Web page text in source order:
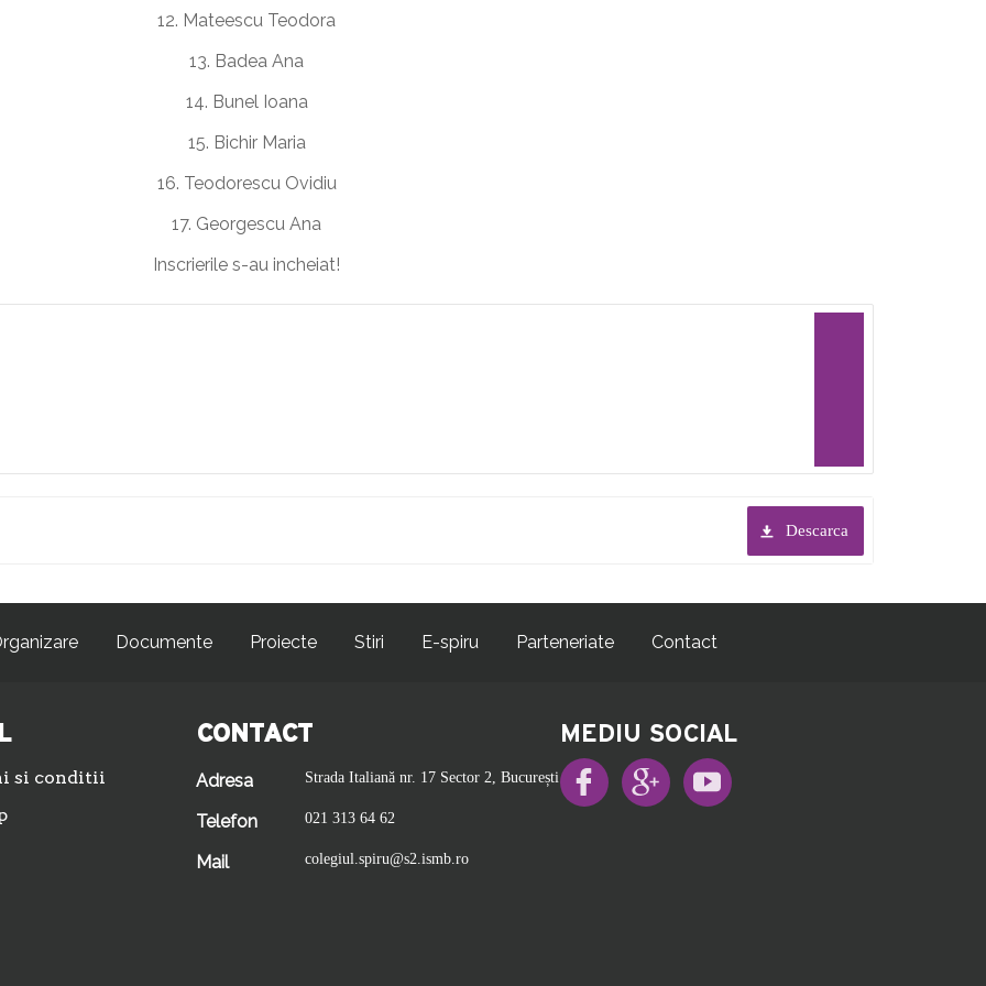
12. Mateescu Teodora
13. Badea Ana
14. Bunel Ioana
15. Bichir Maria
16. Teodorescu Ovidiu
17. Georgescu Ana
Inscrierile s-au incheiat!
Descarca
Documente Proiecte Stiri E-spiru Parteneriate Contact
si conditii
CONTACT
Adresa Strada Italiană nr. 17 Sector 2, București
Telefon 021 313 64 62
Mail colegiul.spiru@s2.ismb.ro
MEDIU SOCIAL